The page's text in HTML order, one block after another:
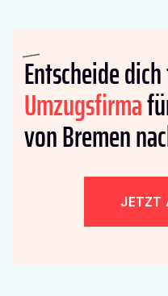
Entscheide
Umzugsfirma
von Bremen
JETZT